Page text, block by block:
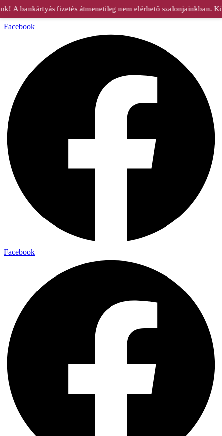
A bankártyás fizetés átmenetileg nem elérhető szalonjainkban.
Facebook
Facebook